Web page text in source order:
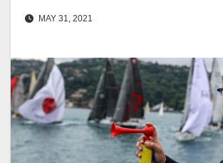
MAY 31, 2021